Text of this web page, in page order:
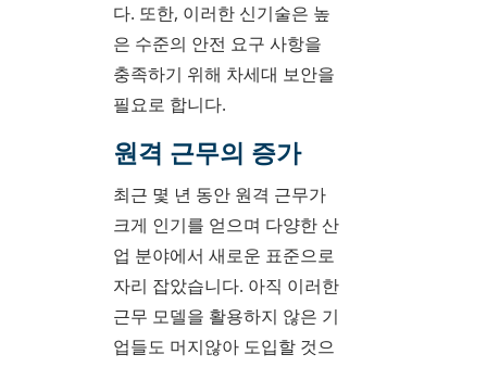
다. 또한, 이러한 신기술은 높
은 수준의 안전 요구 사항을
충족하기 위해 차세대 보안을
필요로 합니다.
원격 근무의 증가
최근 몇 년 동안 원격 근무가
크게 인기를 얻으며 다양한 산
업 분야에서 새로운 표준으로
자리 잡았습니다. 아직 이러한
근무 모델을 활용하지 않은 기
업들도 머지않아 도입할 것으